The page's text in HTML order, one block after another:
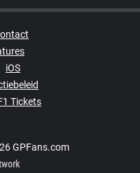
iOS
Tickets
GPFans.com